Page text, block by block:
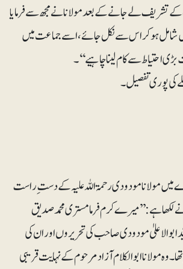
تشریف لے جانے کے بعد مولانا نے مجھ سے فرمایا
شامل ہوکر اس سے نکل جائے، اسے جماعت میں
احتیاط سے کام لیناچاہیے‘‘۔
کی پوری تفصیل۔
مولانا مودودی رحمۃ اللہ علیہ کے دست ِ راست
لکھاہے: ’’میرے کرم فرما مستری محمد صدیق
مودودی صاحب کی تحریروں اور ان کی
وہ مولانا ابوالکلام آزاد مرحوم کے نہایت قریبی